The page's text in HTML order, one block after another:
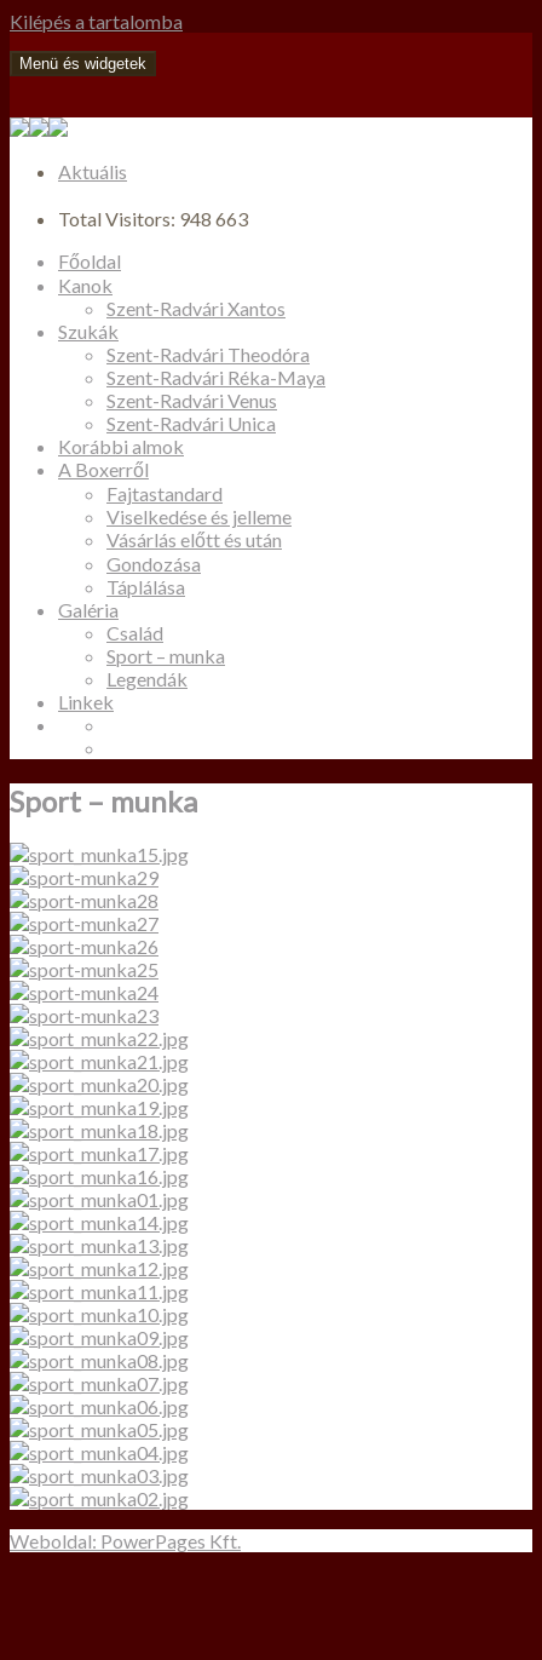
Kilépés a tartalomba
Menü és widgetek
Aktuális
Total Visitors: 948 663
Főoldal
Kanok
Szent-Radvári Xantos
Szukák
Szent-Radvári Theodóra
Szent-Radvári Réka-Maya
Szent-Radvári Venus
Szent-Radvári Unica
Korábbi almok
A Boxerről
Fajtastandard
Viselkedése és jelleme
Vásárlás előtt és után
Gondozása
Táplálása
Galéria
Család
Sport – munka
Legendák
Linkek
Sport – munka
Weboldal: PowerPages Kft.